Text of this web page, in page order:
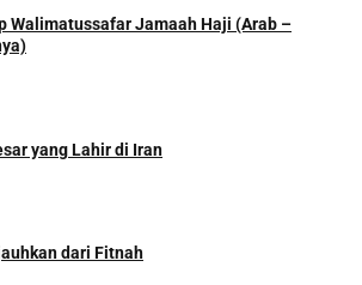
Walimatussafar Jamaah Haji (Arab –
yang Lahir di Iran
dari Fitnah